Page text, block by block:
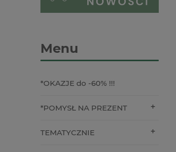
Menu
*OKAZJE do -60% !!!
*POMYSŁ NA PREZENT
TEMATYCZNIE